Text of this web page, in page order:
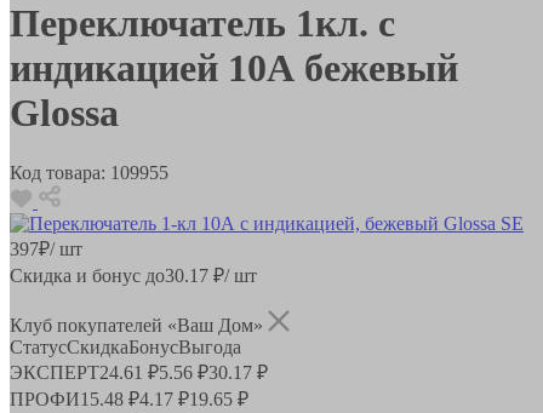
Переключатель 1кл. с
индикацией 10А бежевый
Glossa
Код товара: 109955
397₽/ шт
Скидка и бонус до30.17 ₽/ шт
Клуб покупателей «Ваш Дом»
СтатусСкидкаБонусВыгода
ЭКСПЕРТ24.61 ₽5.56 ₽30.17 ₽
ПРОФИ15.48 ₽4.17 ₽19.65 ₽